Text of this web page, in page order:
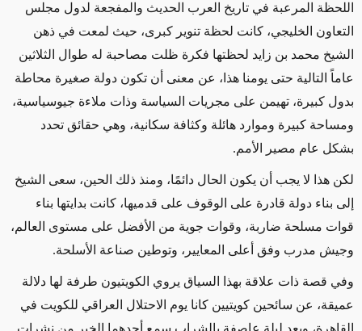
اللحظة المرعبة في تاريخ العرب الحديث والمفجعة لدول مجلس
التعاون الخليجي، كانت لحظة تنوير كبرى، حيث لمعت في ذهن
الشيخ محمد بن زايد لحظتها فكرة ظلت مصاحبة له طوال الثلاثين
عاماً التالية حتى يومنا هذا، عن معنى أن تكون دولة صغيرة محاطة
بدول كبيرة، تهيمن على مجريات السياسة وذات ملاءة جيوسياسية،
ومساحة كبيرة وموارد هائلة وكثافة سكانية، وهي حقائق تحدد
بشكل عام مصير الأمم.
لكن هذا لا يجب أن يكون الحال دائمًا، ومنذ ذلك الحين، سعى الشيخ
إلى بناء دولة قادرة على الوقوف على قدميها، كانت بدايتها بناء
قوات مسلحة ضاربة، وقوات جوية من الأفضل على مستوى العالم،
وجيش مدرب وفق أعلى المعايير، وتوطين صناعة الأسلحة.
وفي قصة ذات علاقة بهذا السياق يروي الكويتيون طرفة لها دلالة
عميقة، عن سائحين كويتيين كانا يوم الاحتلال العراقي للكويت في
القاهرة، وبعد ليلة عاصفة بالشراب سمع أحدهما الخبر من نشرات